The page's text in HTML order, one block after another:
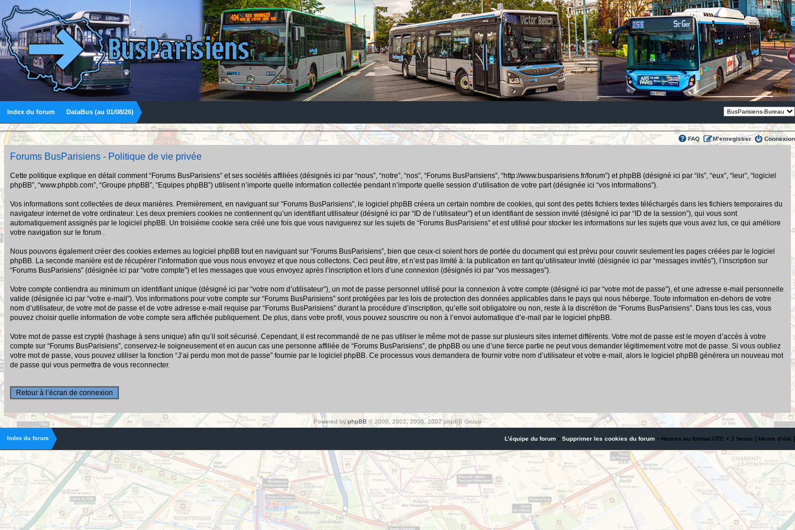
Index du forum DataBus (au 01/08/26)
FAQ M’enregistrer Connexion
Forums BusParisiens - Politique de vie privée
Cette politique explique en détail comment “Forums BusParisiens” et ses sociétés affiliées (désignés ici par “nous”, “notre”, “nos”, “Forums BusParisiens”, “http://www.busparisiens.fr/forum”) et phpBB (désigné ici par “ils”, “eux”, “leur”, “logiciel
phpBB”, “www.phpbb.com”, “Groupe phpBB”, “Equipes phpBB”) utilisent n’importe quelle information collectée pendant n’importe quelle session d’utilisation de votre part (désignée ici “vos informations”).
Vos informations sont collectées de deux manières. Premièrement, en naviguant sur “Forums BusParisiens”, le logiciel phpBB créera un certain nombre de cookies, qui sont des petits fichiers textes téléchargés dans les fichiers temporaires du
navigateur internet de votre ordinateur. Les deux premiers cookies ne contiennent qu’un identifiant utilisateur (désigné ici par “ID de l’utilisateur”) et un identifiant de session invité (désigné ici par “ID de la session”), qui vous sont
automatiquement assignés par le logiciel phpBB. Un troisième cookie sera créé une fois que vous naviguerez sur les sujets de “Forums BusParisiens” et est utilisé pour stocker les informations sur les sujets que vous avez lus, ce qui améliore
votre navigation sur le forum .
Nous pouvons également créer des cookies externes au logiciel phpBB tout en naviguant sur “Forums BusParisiens”, bien que ceux-ci soient hors de portée du document qui est prévu pour couvrir seulement les pages créées par le logiciel
phpBB. La seconde manière est de récupérer l’information que vous nous envoyez et que nous collectons. Ceci peut être, et n’est pas limité à: la publication en tant qu’utilisateur invité (désignée ici par “messages invités”), l’inscription sur
“Forums BusParisiens” (désignée ici par “votre compte”) et les messages que vous envoyez après l’inscription et lors d’une connexion (désignés ici par “vos messages”).
Votre compte contiendra au minimum un identifiant unique (désigné ici par “votre nom d’utilisateur”), un mot de passe personnel utilisé pour la connexion à votre compte (désigné ici par “votre mot de passe”), et une adresse e-mail personnelle
valide (désignée ici par “votre e-mail”). Vos informations pour votre compte sur “Forums BusParisiens” sont protégées par les lois de protection des données applicables dans le pays qui nous héberge. Toute information en-dehors de votre
nom d’utilisateur, de votre mot de passe et de votre adresse e-mail requise par “Forums BusParisiens” durant la procédure d’inscription, qu’elle soit obligatoire ou non, reste à la discrétion de “Forums BusParisiens”. Dans tous les cas, vous
pouvez choisir quelle information de votre compte sera affichée publiquement. De plus, dans votre profil, vous pouvez souscrire ou non à l’envoi automatique d’e-mail par le logiciel phpBB.
Votre mot de passe est crypté (hashage à sens unique) afin qu’il soit sécurisé. Cependant, il est recommandé de ne pas utiliser le même mot de passe sur plusieurs sites internet différents. Votre mot de passe est le moyen d’accès à votre
compte sur “Forums BusParisiens”, conservez-le soigneusement et en aucun cas une personne affiliée de “Forums BusParisiens”, de phpBB ou une d’une tierce partie ne peut vous demander légitimement votre mot de passe. Si vous oubliez
votre mot de passe, vous pouvez utiliser la fonction “J’ai perdu mon mot de passe” fournie par le logiciel phpBB. Ce processus vous demandera de fournir votre nom d’utilisateur et votre e-mail, alors le logiciel phpBB générera un nouveau mot
de passe qui vous permettra de vous reconnecter.
Retour à l’écran de connexion
Powered byphpBB © 2000, 2002, 2005, 2007 phpBB Group
Index du forum L’équipe du forum • Supprimer les cookies du forum • Heures au format UTC + 1 heure [ Heure d’été ]